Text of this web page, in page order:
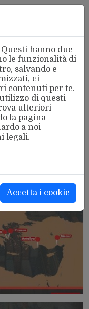
nei porti del
il 6
hanno due
le funzionalità di
salvando e
ci
contenuti per te.
di questi
ulteriori
la pagina
a noi
legali.
Accetta i cookie